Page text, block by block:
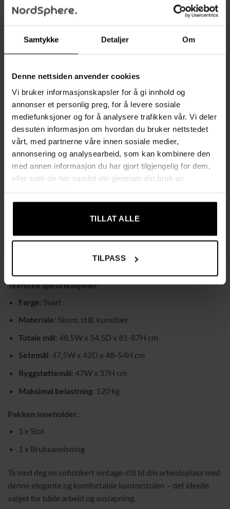
Samtykke Detaljer Om
Denne nettsiden anvender cookies
Vi bruker informasjonskapsler for å gi innhold og
annonser et personlig preg, for å levere sosiale
mediefunksjoner og for å analysere trafikken vår. Vi deler
dessuten informasjon om hvordan du bruker nettstedet
vårt, med partnerne våre innen sosiale medier,
annonsering og analysearbeid, som kan kombinere den
med annen informasjon du har gjort tilgjengelig for dem,
eller som de har samlet inn gjennom din bruk av
TILLAT ALLE
TILPASS
rygg i tre, tilfører denne stolen en vintagefølelse til ethvert
Ergonomisk design: Tjukt polstret sete gir ekstra komfort
Kunstlær: Luksuriøst og lettstelt materiale
Justerbar sittehøyde: Tilpass stolen til skrivebordet ditt
og sittestilen din
Høy kvalitets gassløftmekanisme: For jevn og enkel
høydejustering
Svivelsete og hjul: For enkel bevegelse
: Diamantmønster, kunstlær og trepanel
Tekniske spesifikasjoner:
Farge: Svart
Materiale: Skum, stål, kunstlær
Totale mål: 48,5W x 54,5D x 81-87H cm
Setemål: 47,5W x 42D x 48-54H cm
Ryggstøttemål: 47W x 37H cm
Maksimal belastning: 120 kg
Pakken inneholder:
1 x Stol
1 x Bruksanvisning
Ta med deg en sofistikert vintage-stil til din arbeidsplass med
denne elegante og komfortable kontorstolen – det ideelle
valget for både arbeid og avslapning.